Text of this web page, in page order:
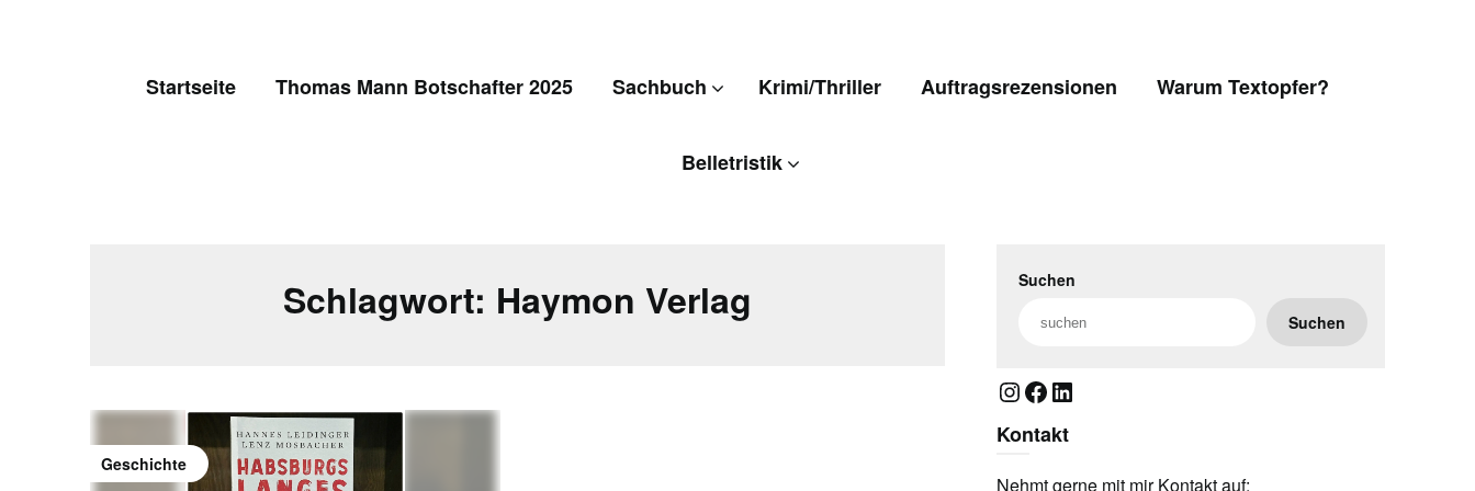
Startseite Thomas Mann Botschafter 2025 Sachbuch Krimi/Thriller Auftragsrezensionen Warum Textopfer?
Belletristik
Schlagwort: Haymon Verlag
Geschichte
Suchen
Suchen
Instagram
Facebook
LinkedIn
Kontakt
Nehmt gerne mit mir Kontakt auf: